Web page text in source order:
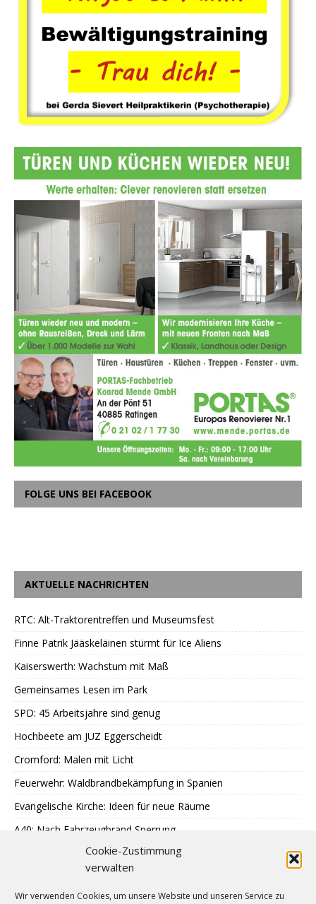
Cookie-Zustimmung
verwalten
Wir verwenden Cookies, um unsere Website und unseren Service zu
FOLGE UNS BEI FACEBOOK
AKTUELLE NACHRICHTEN
RTC: Alt-Traktorentreffen und Museumsfest
Finne Patrik Jääskeläinen stürmt für Ice Aliens
Kaiserswerth: Wachstum mit Maß
Gemeinsames Lesen im Park
SPD: 45 Arbeitsjahre sind genug
Hochbeete am JUZ Eggerscheidt
Cromford: Malen mit Licht
Feuerwehr: Waldbrandbekämpfung in Spanien
Evangelische Kirche: Ideen für neue Räume
A40: Nach Fahrzeugbrand Sperrung
MercatorJazz im September
Breitscheid feiert 13. Schlossfest
Katenbüll hinterm Deich in Nordfriesland